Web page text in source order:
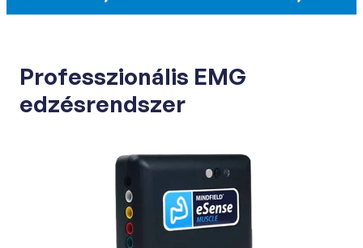
Professzionális EMG
edzésrendszer